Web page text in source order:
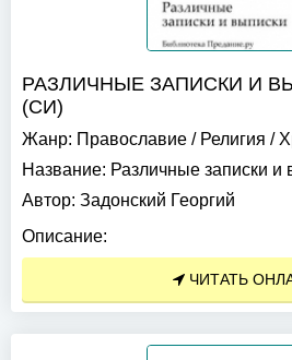
РАЗЛИЧНЫЕ ЗАПИСКИ И
(СИ)
Жанр: Православие / Религия /
Название: Различные записки
Автор: Задонский Георгий
Описание:
ЧИТАТЬ